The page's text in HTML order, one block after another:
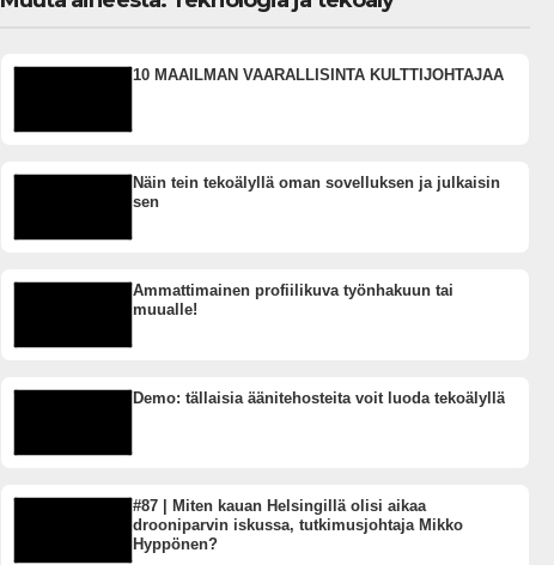
10 MAAILMAN VAARALLISINTA KULTTIJOHTAJAA
Näin tein tekoälyllä oman sovelluksen ja julkaisin
sen
Ammattimainen profiilikuva työnhakuun tai
muualle!
Demo: tällaisia äänitehosteita voit luoda tekoälyllä
#87 | Miten kauan Helsingillä olisi aikaa
drooniparvin iskussa, tutkimusjohtaja Mikko
Hyppönen?